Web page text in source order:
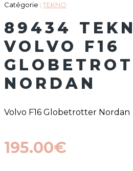
Catégorie : TEKNO
89434
VOLVO F16
NORDAN
Volvo F16 Globetrotter Nordan
195.00€